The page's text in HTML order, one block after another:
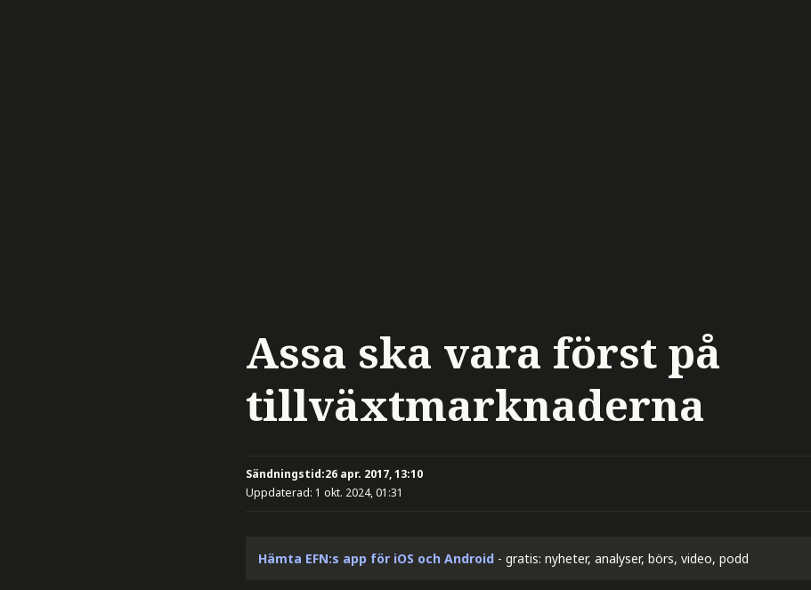
Assa ska vara först på
tillväxtmarknaderna
Sändningstid:26 apr. 2017, 13:10
Uppdaterad: 1 okt. 2024, 01:31
Hämta EFN:s app för iOS och Android - gratis: nyheter, analyser, börs, video, podd